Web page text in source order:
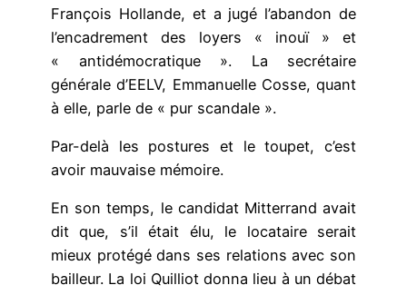
François Hollande, et a jugé l’abandon de
l’encadrement des loyers « inouï » et
« antidémocratique ». La secrétaire
générale d’EELV, Emmanuelle Cosse, quant
à elle, parle de « pur scandale ».
Par-delà les postures et le toupet, c’est
avoir mauvaise mémoire.
En son temps, le candidat Mitterrand avait
dit que, s’il était élu, le locataire serait
mieux protégé dans ses relations avec son
bailleur. La loi Quilliot donna lieu à un débat